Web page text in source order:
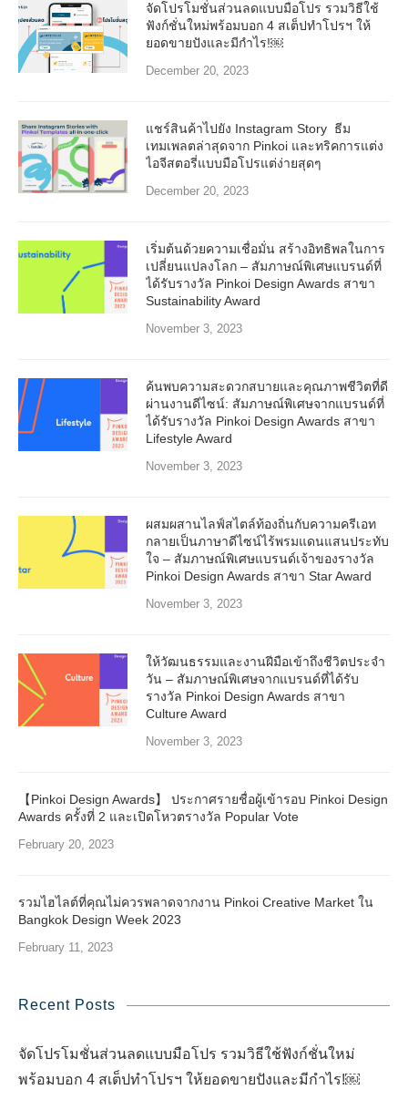
จัดโปรโมชั่นส่วนลดแบบมือโปร รวมวิธีใช้
ฟังก์ชั่นใหม่พร้อมบอก 4 สเต็ปทำโปรฯ ให้
ยอดขายปังและมีกำไร!￼
December 20, 2023
แชร์สินค้าไปยัง Instagram Story ธีม
เทมเพลตล่าสุดจาก Pinkoi และทริคการแต่ง
ไอจีสตอรี่แบบมือโปรแต่ง่ายสุดๆ
December 20, 2023
เริ่มต้นด้วยความเชื่อมั่น สร้างอิทธิพลในการ
เปลี่ยนแปลงโลก – สัมภาษณ์พิเศษแบรนด์ที่
ได้รับรางวัล Pinkoi Design Awards สาขา
Sustainability Award
November 3, 2023
ค้นพบความสะดวกสบายและคุณภาพชีวิตที่ดี
ผ่านงานดีไซน์: สัมภาษณ์พิเศษจากแบรนด์ที่
ได้รับรางวัล Pinkoi Design Awards สาขา
Lifestyle Award
November 3, 2023
ผสมผสานไลฟ์สไตล์ท้องถิ่นกับความครีเอท
กลายเป็นภาษาดีไซน์ไร้พรมแดนแสนประทับ
ใจ – สัมภาษณ์พิเศษแบรนด์เจ้าของรางวัล
Pinkoi Design Awards สาขา Star Award
November 3, 2023
ให้วัฒนธรรมและงานฝีมือเข้าถึงชีวิตประจำ
วัน – สัมภาษณ์พิเศษจากแบรนด์ที่ได้รับ
รางวัล Pinkoi Design Awards สาขา
Culture Award
November 3, 2023
【Pinkoi Design Awards】 ประกาศรายชื่อผู้เข้ารอบ Pinkoi Design
Awards ครั้งที่ 2 และเปิดโหวตรางวัล Popular Vote
February 20, 2023
รวมไฮไลต์ที่คุณไม่ควรพลาดจากงาน Pinkoi Creative Market ใน
Bangkok Design Week 2023
February 11, 2023
Recent Posts
จัดโปรโมชั่นส่วนลดแบบมือโปร รวมวิธีใช้ฟังก์ชั่นใหม่
พร้อมบอก 4 สเต็ปทำโปรฯ ให้ยอดขายปังและมีกำไร!￼